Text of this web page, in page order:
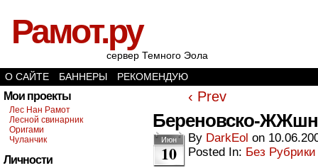
Рамот.ру
сервер Темного Эола
О САЙТЕ
БАННЕРЫ РЕКОМЕНДУЮ
Мои проекты
Лес Нан Рамот
Лесной свинарник
Оригами
Чуланчик
Личности
‹ Prev
Береновско-
Июн
10
By DarkEol on
Posted In: Без Рубрики